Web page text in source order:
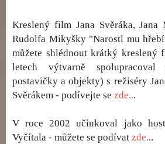
Kreslený film Jana Svěráka,
Rudolfa Mikyšky "Narostl mu
můžete shlédnout krátký kreslený
letech výtvarně
postavičky a objekty) s režiséry
Svěrákem - podívejte se zde...
V roce 2002 učinkoval jako
Vyčítala - můžete se podívat zde...